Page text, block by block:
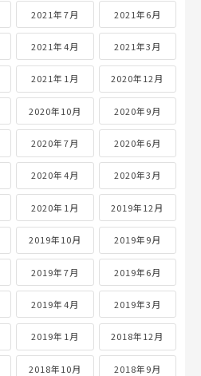
2021年7月 2021年6月
2021年4月 2021年3月
2021年1月 2020年12月
2020年10月 2020年9月
2020年7月 2020年6月
2020年4月 2020年3月
2020年1月 2019年12月
2019年10月 2019年9月
2019年7月 2019年6月
2019年4月 2019年3月
2019年1月 2018年12月
2018年10月 2018年9月